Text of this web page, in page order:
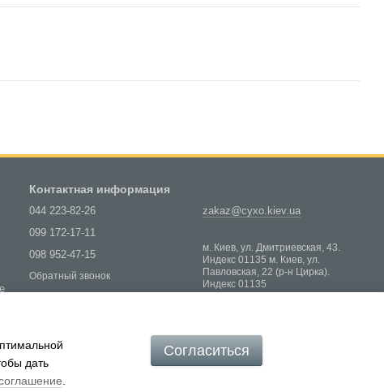
Контактная информация
044 223-82-26
099 172-17-11
098 952-47-15
Обратный звонок
zakaz@cyxo.kiev.ua
м. Киев, ул. Дмитриевская, 43.
Индекс 01135 м. Киев, ул.
Павловская, 22 (р-н Цирка).
Индекс 01135
дать
Согласиться